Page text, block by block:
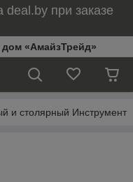
deal.by при заказе
дом «АмайзТрейд»
и столярный Инструмент